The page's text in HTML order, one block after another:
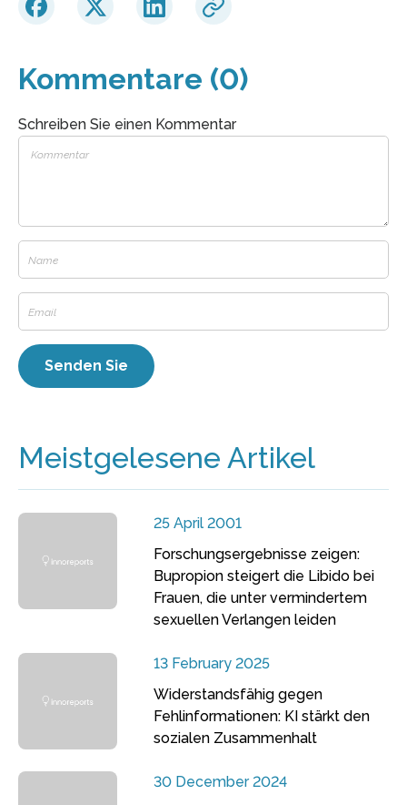
Kommentare (0)
Schreiben Sie einen Kommentar
Meistgelesene Artikel
25 April 2001
Forschungsergebnisse zeigen:
Bupropion steigert die Libido bei
Frauen, die unter vermindertem
sexuellen Verlangen leiden
13 February 2025
Widerstandsfähig gegen
Fehlinformationen: KI stärkt den
sozialen Zusammenhalt
30 December 2024